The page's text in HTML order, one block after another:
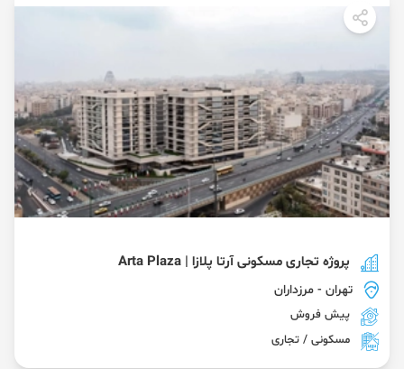
پروژه تجاری مسکونی آرتا پلازا | Arta Plaza
تهران - مرزداران
پیش فروش
مسکونی / تجاری